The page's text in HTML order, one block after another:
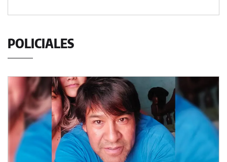
POLICIALES